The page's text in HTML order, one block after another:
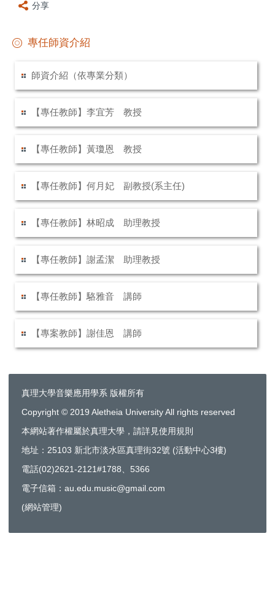
分享
專任師資介紹
師資介紹（依專業分類）
【專任教師】李宜芳 教授
【專任教師】黃瓊恩 教授
【專任教師】何月妃 副教授(系主任)
【專任教師】林昭成 助理教授
【專任教師】謝孟潔 助理教授
【專任教師】駱雅音 講師
【專案教師】謝佳恩 講師
真理大學音樂應用學系 版權所有
Copyright © 2019 Aletheia University All rights reserved
本網站著作權屬於真理大學，請詳見使用規則
地址：25103 新北市淡水區真理街32號 (活動中心3樓)
電話(02)2621-2121#1788、5366
電子信箱：au.edu.music@gmail.com
(網站管理)